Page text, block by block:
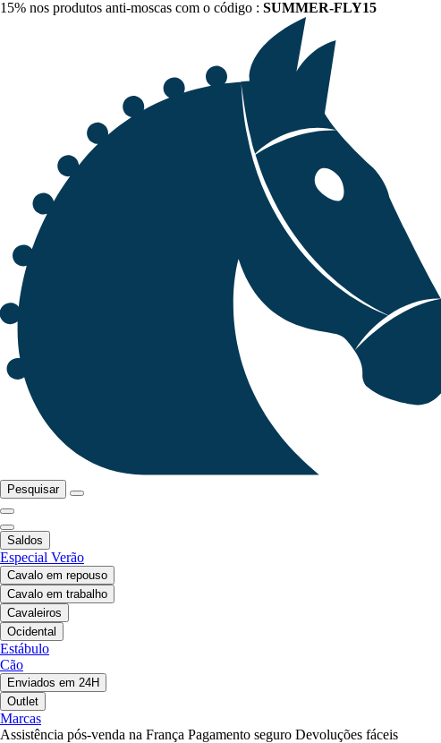
15% nos produtos anti-moscas com o código : SUMMER-FLY15
Pesquisar
Saldos
Especial Verão
Cavalo em repouso
Cavalo em trabalho
Cavaleiros
Ocidental
Estábulo
Cão
Enviados em 24H
Outlet
Marcas
Assistência pós-venda na França Pagamento seguro Devoluções fáceis